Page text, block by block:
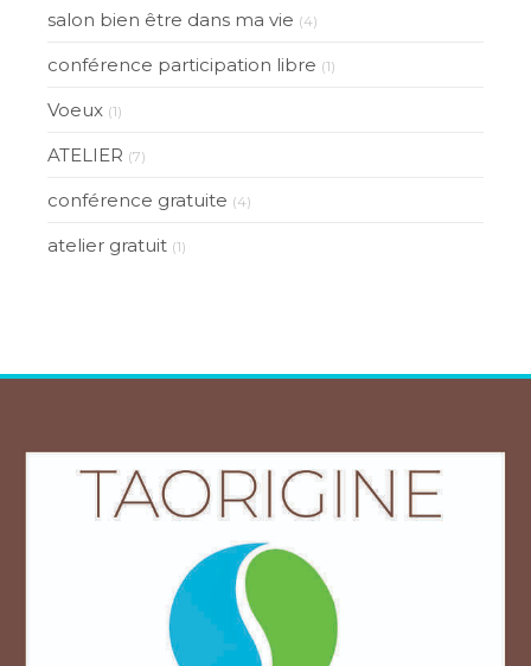
salon bien être dans ma vie (4)
conférence participation libre (1)
Voeux (1)
ATELIER (7)
conférence gratuite (4)
atelier gratuit (1)